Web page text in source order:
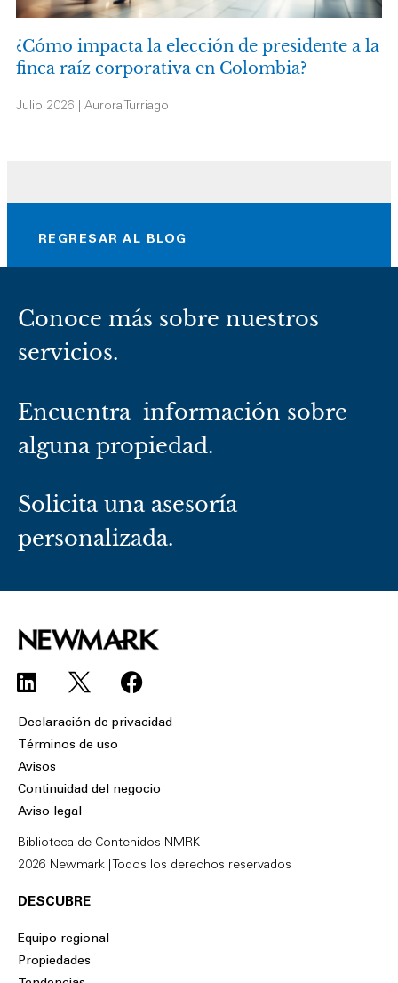
¿Cómo impacta la elección de presidente a la
finca raíz corporativa en Colombia?
Julio 2026 | Aurora Turriago
REGRESAR AL BLOG
Conoce más sobre nuestros
servicios.
Encuentra información sobre
alguna propiedad.
Solicita una asesoría
personalizada.
L
i
n
k
e
d
i
F
a
c
o
o
Declaración de privacidad
Términos de uso
Avisos
Continuidad del negocio
Aviso legal
Biblioteca de Contenidos NMRK
2026 Newmark | Todos los derechos reservados
DESCUBRE
Equipo regional
Propiedades